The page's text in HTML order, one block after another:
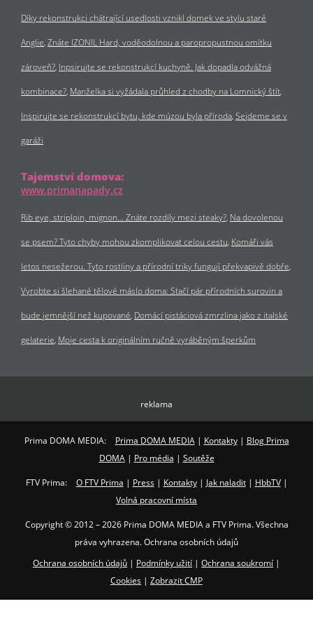
Díky rekonstrukci chátrající usedlosti vznikl domek ve stylu staré
Anglie Znáte IZONIL Hard, voděodolnou a paropropustnou omítku
zároveň? Inpsirujte se rekonstrukcí kuchyně. Jak dopadla odvážná
kombinace? Manželka si vyžádala průhled z chodby na Lomnický štít
Inspirujte se rekonstrukcí bytu, kde múzou byla příroda Sejdeme se v
garáži
Tajemství domova:
www.primanapady.cz
Rib eye, striploin, mignon… Znáte rozdíly mezi steaky? Na dovolenou
se psem? Tyto chyby mohou zkomplikovat celou cestu Komáři vás
letos nesežerou. Tyto rostliny a přírodní triky fungují překvapivě dobře
Vyrobte si šlehané tělové máslo doma: Stačí pár přírodních surovin a
bude jemnější než kupované Domácí pistáciová zmrzlina jako z italské
gelaterie Moje cesta k originálním ručně vyráběným šperkům
reklama
Prima DOMA MEDIA: Prima DOMA MEDIA| Kontakty| Blog Prima
DOMA| Pro média | Soutěže
FTV Prima: O FTV Prima | Press| Kontakty| Jak naladit| HbbTV|
Volná pracovní místa
Copyright © 2012 – 2026 Prima DOMA MEDIA a FTV Prima. Všechna
práva vyhrazena. Ochrana osobních údajů
Ochrana osobních údajů | Podmínky užití | Ochrana soukromí |
Cookies | Zobrazit CMP